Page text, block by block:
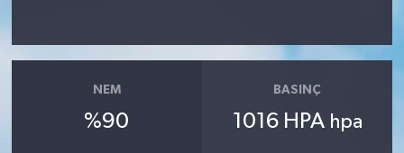
NEM
%90
BASINÇ
1016 HPA hpa
Resmi İlanlar
Sağlık